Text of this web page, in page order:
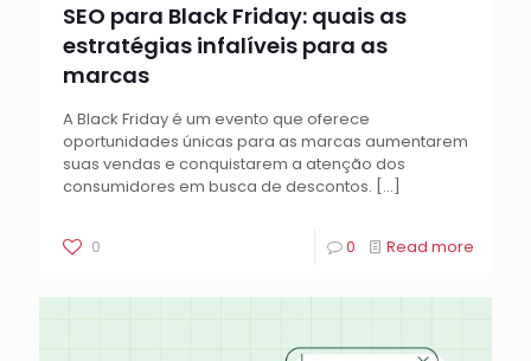
SEO para Black Friday: quais as
estratégias infalíveis para as
marcas
A Black Friday é um evento que oferece
oportunidades únicas para as marcas aumentarem
suas vendas e conquistarem a atenção dos
consumidores em busca de descontos. […]
0 0 Read more